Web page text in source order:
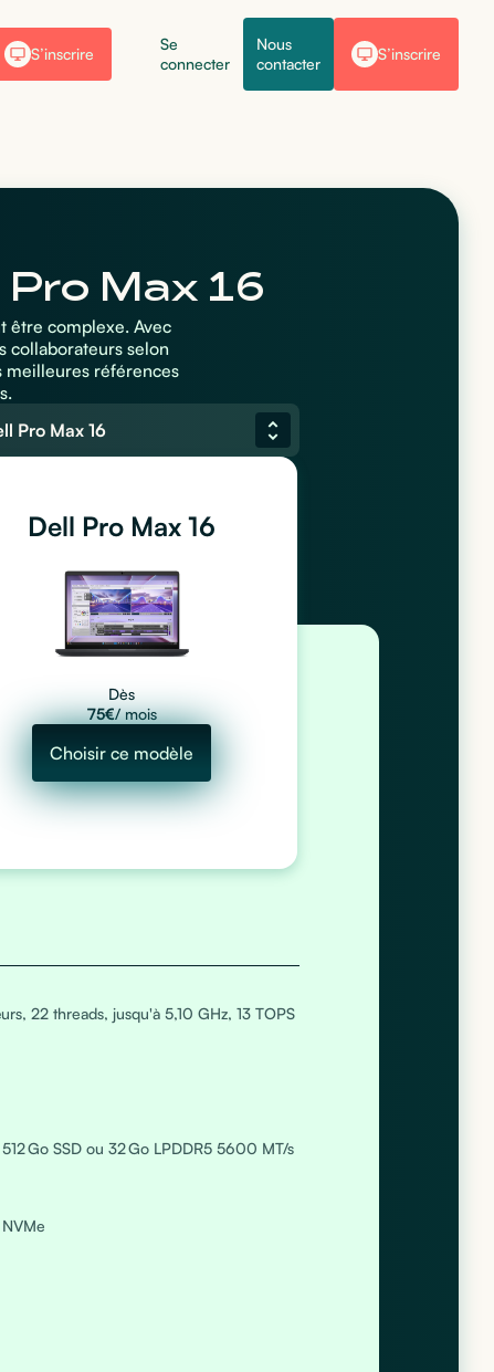
S’inscrire
Se
connecter
Nous
contacter
S’inscrire
Max 16
être complexe. Avec
collaborateurs selon
meilleures références
Pro Max 16
Dell Pro Max 16
Dès
75€/ mois
Choisir ce modèle
22 threads, jusqu'à 5,10 GHz, 13 TOPS
Go SSD ou 32 Go LPDDR5 5600 MT/s